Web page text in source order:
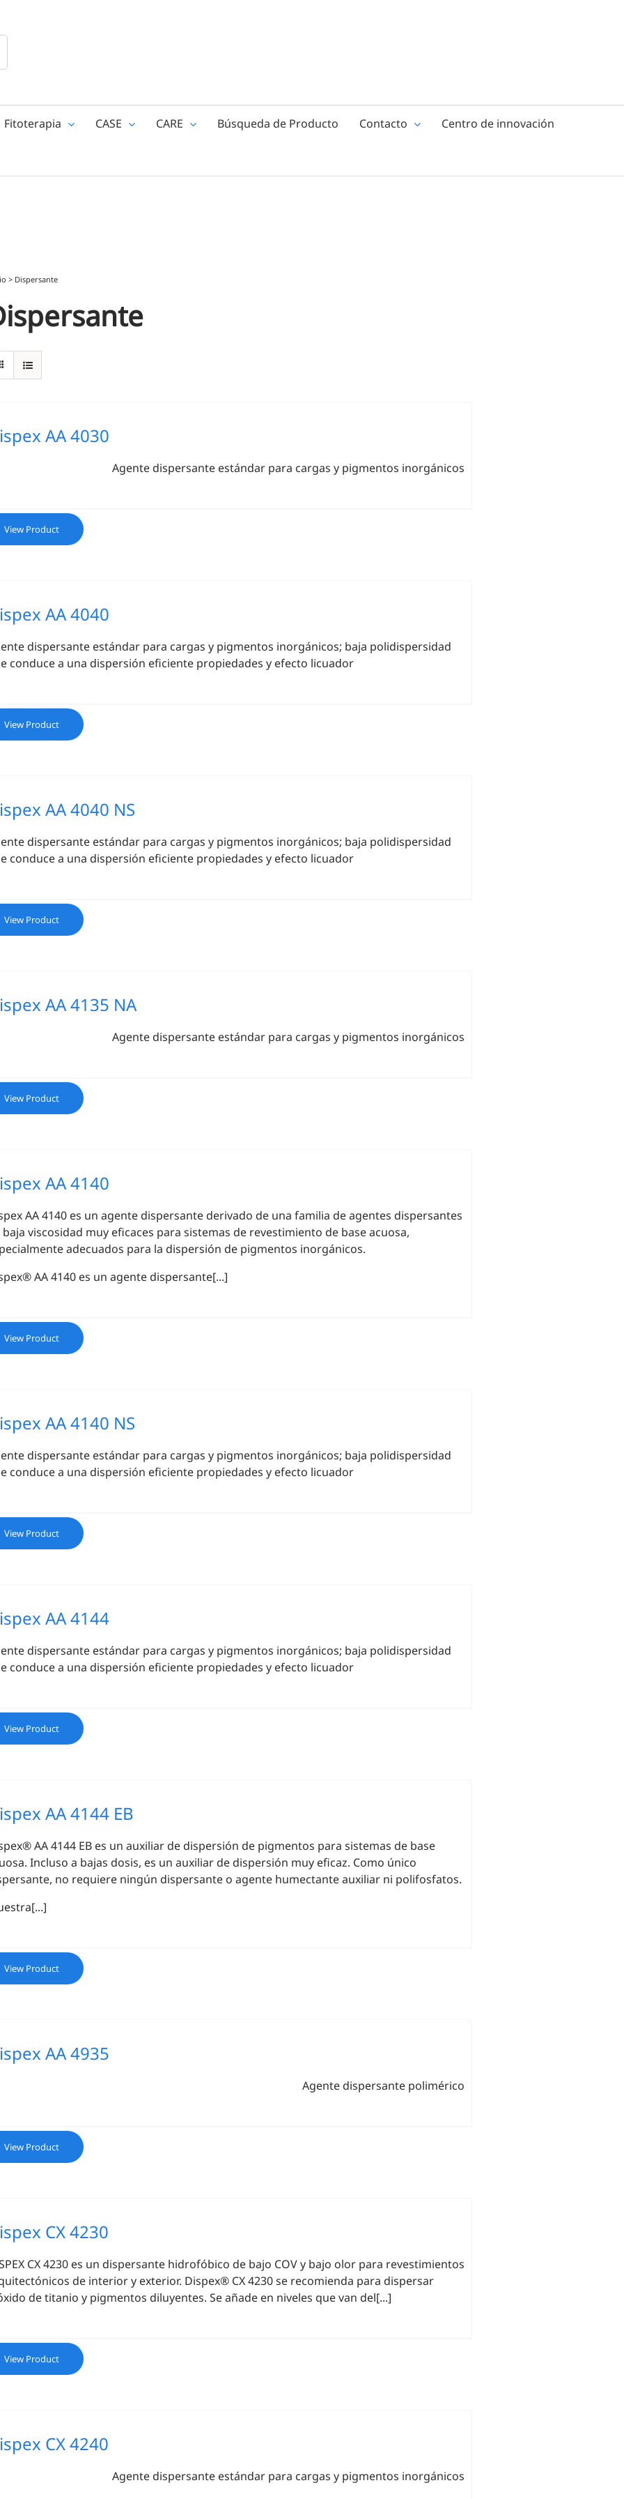
Fitoterapia CASE CARE Búsqueda de Producto Contacto Centro de innovación
> Dispersante
AA 4030
Agente dispersante estándar para cargas y pigmentos inorgánicos
View Product
AA 4040
dispersante estándar para cargas y pigmentos inorgánicos; baja polidispersidad
conduce a una dispersión eficiente propiedades y efecto licuador
View Product
AA 4040 NS
dispersante estándar para cargas y pigmentos inorgánicos; baja polidispersidad
conduce a una dispersión eficiente propiedades y efecto licuador
View Product
AA 4135 NA
Agente dispersante estándar para cargas y pigmentos inorgánicos
View Product
AA 4140
AA 4140 es un agente dispersante derivado de una familia de agentes dispersantes
baja viscosidad muy eficaces para sistemas de revestimiento de base acuosa,
adecuados para la dispersión de pigmentos inorgánicos.
AA 4140 es un agente dispersante[...]
View Product
AA 4140 NS
dispersante estándar para cargas y pigmentos inorgánicos; baja polidispersidad
conduce a una dispersión eficiente propiedades y efecto licuador
View Product
AA 4144
dispersante estándar para cargas y pigmentos inorgánicos; baja polidispersidad
conduce a una dispersión eficiente propiedades y efecto licuador
View Product
AA 4144 EB
AA 4144 EB es un auxiliar de dispersión de pigmentos para sistemas de base
Incluso a bajas dosis, es un auxiliar de dispersión muy eficaz. Como único
no requiere ningún dispersante o agente humectante auxiliar ni polifosfatos.
View Product
AA 4935
Agente dispersante polimérico
View Product
CX 4230
CX 4230 es un dispersante hidrofóbico de bajo COV y bajo olor para revestimientos
de interior y exterior. Dispex® CX 4230 se recomienda para dispersar
de titanio y pigmentos diluyentes. Se añade en niveles que van del[...]
View Product
CX 4240
Agente dispersante estándar para cargas y pigmentos inorgánicos